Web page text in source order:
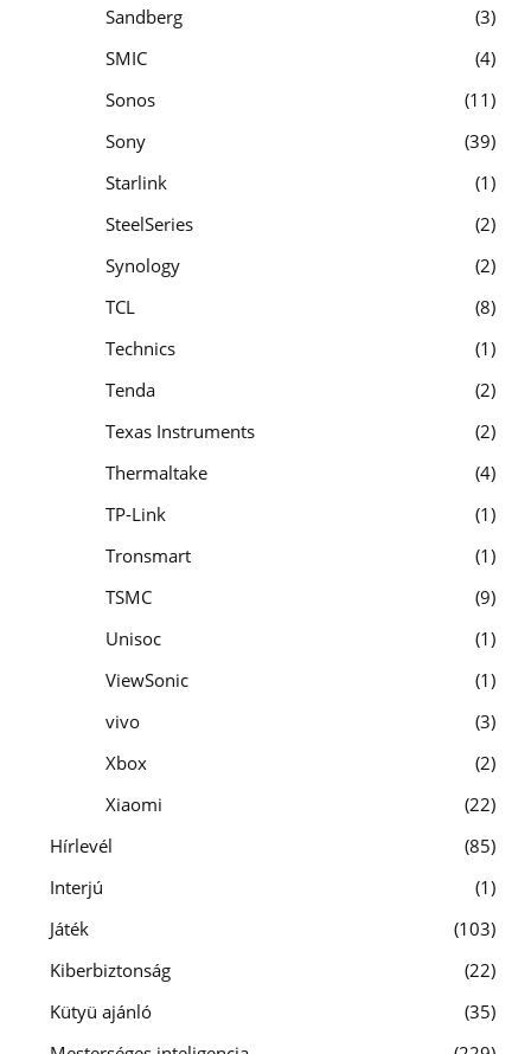
Sandberg
3
SMIC
4
Sonos
11
Sony
39
Starlink
1
SteelSeries
2
Synology
2
TCL
8
Technics
1
Tenda
2
Texas Instruments
2
Thermaltake
4
TP-Link
1
Tronsmart
1
TSMC
9
Unisoc
1
ViewSonic
1
vivo
3
Xbox
2
Xiaomi
22
Hírlevél
85
Interjú
1
Játék
103
Kiberbiztonság
22
Kütyü ajánló
35